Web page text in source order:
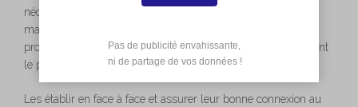
nécessitent un réglage ou un remplacement. Consultez le
manuel d’utilisation pour connaître les étapes spécifiques du
processus. En général, réaligner lescapteurs
résout souvent
le problème.
Les établir en face à face et assurer leur bonne connexion au
Pas de publicité envahissante,
ni de partage de vos données !